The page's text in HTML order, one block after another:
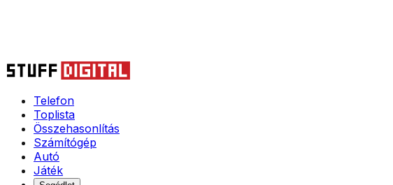
Telefon
Toplista
Összehasonlítás
Számítógép
Autó
Játék